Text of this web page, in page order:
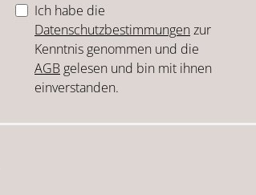
Ich habe die
Datenschutzbestimmungenzur
Kenntnis genommen und die
AGB gelesen und bin mit ihnen
einverstanden.